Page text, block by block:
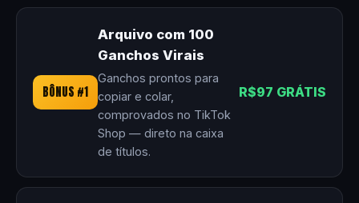
BÔNUS #1
Arquivo com 100
Ganchos Virais
Ganchos prontos para
copiar e colar,
comprovados no TikTok
Shop — direto na caixa
de títulos.
R$97 GRÁTIS